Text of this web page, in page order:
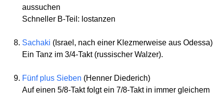
aussuchen
Schneller B-Teil: lostanzen
Sachaki (Israel, nach einer Klezmerweise aus Odessa)
Ein Tanz im 3/4-Takt (russischer Walzer).
Fünf plus Sieben (Henner Diederich)
Auf einen 5/8-Takt folgt ein 7/8-Takt in immer gleichem